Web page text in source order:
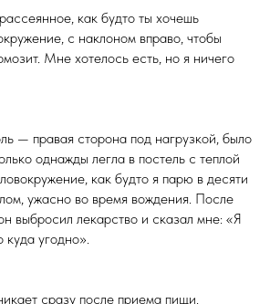
как будто ты хочешь
с наклоном вправо, чтобы
Мне хотелось есть, но я ничего
— правая сторона под нагрузкой, было
однажды легла в постель с теплой
как будто я парю в десяти
ужасно во время вождения. После
выбросил лекарство и сказал мне: «Я
куда угодно».
сразу после приема пищи.